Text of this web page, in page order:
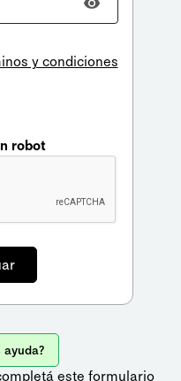
y condiciones
robot
ayuda?
este formulario